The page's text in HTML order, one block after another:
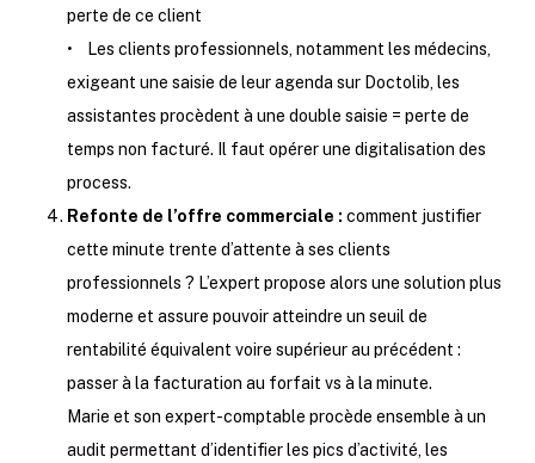
perte de ce client
• Les clients professionnels, notamment les médecins,
exigeant une saisie de leur agenda sur Doctolib, les
assistantes procèdent à une double saisie = perte de
temps non facturé. Il faut opérer une digitalisation des
process.
Refonte de l’offre commerciale : comment justifier
cette minute trente d’attente à ses clients
professionnels ? L’expert propose alors une solution plus
moderne et assure pouvoir atteindre un seuil de
rentabilité équivalent voire supérieur au précédent :
passer à la facturation au forfait vs à la minute.
Marie et son expert-comptable procède ensemble à un
audit permettant d’identifier les pics d’activité, les